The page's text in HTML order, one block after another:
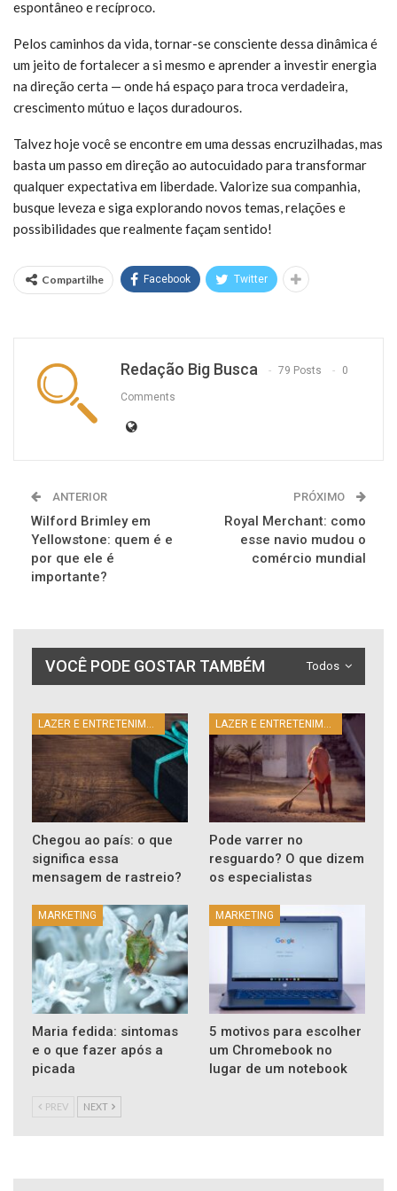
espontâneo e recíproco.
Pelos caminhos da vida, tornar-se consciente dessa dinâmica é
um jeito de fortalecer a si mesmo e aprender a investir energia
na direção certa — onde há espaço para troca verdadeira,
crescimento mútuo e laços duradouros.
Talvez hoje você se encontre em uma dessas encruzilhadas, mas
basta um passo em direção ao autocuidado para transformar
qualquer expectativa em liberdade. Valorize sua companhia,
busque leveza e siga explorando novos temas, relações e
possibilidades que realmente façam sentido!
Compartilhe Facebook Twitter
Redação Big Busca 79 Posts 0
Comments
ANTERIOR
Wilford Brimley em
Yellowstone: quem é e
por que ele é
importante?
PRÓXIMO
Royal Merchant: como
esse navio mudou o
comércio mundial
Todos
VOCÊ PODE GOSTAR TAMBÉM
LAZER E ENTRETENIMENTO
Chegou ao país: o que
significa essa
mensagem de rastreio?
LAZER E ENTRETENIMENTO
Pode varrer no
resguardo? O que dizem
os especialistas
MARKETING
Maria fedida: sintomas
e o que fazer após a
picada
MARKETING
5 motivos para escolher
um Chromebook no
lugar de um notebook
PREV NEXT